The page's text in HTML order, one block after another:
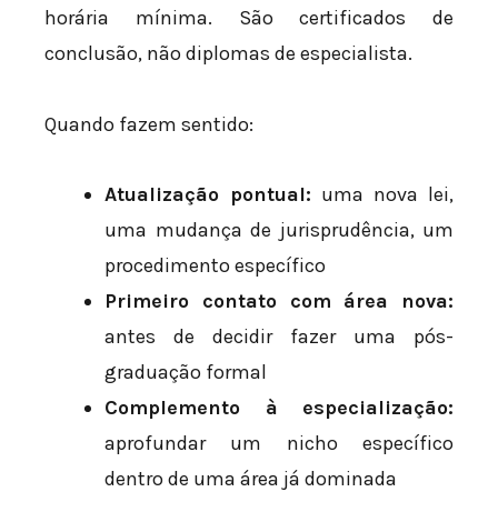
horária mínima. São certificados de
conclusão, não diplomas de especialista.
Quando fazem sentido:
Atualização pontual: uma nova lei,
uma mudança de jurisprudência, um
procedimento específico
Primeiro contato com área nova:
antes de decidir fazer uma pós-
graduação formal
Complemento à especialização:
aprofundar um nicho específico
dentro de uma área já dominada